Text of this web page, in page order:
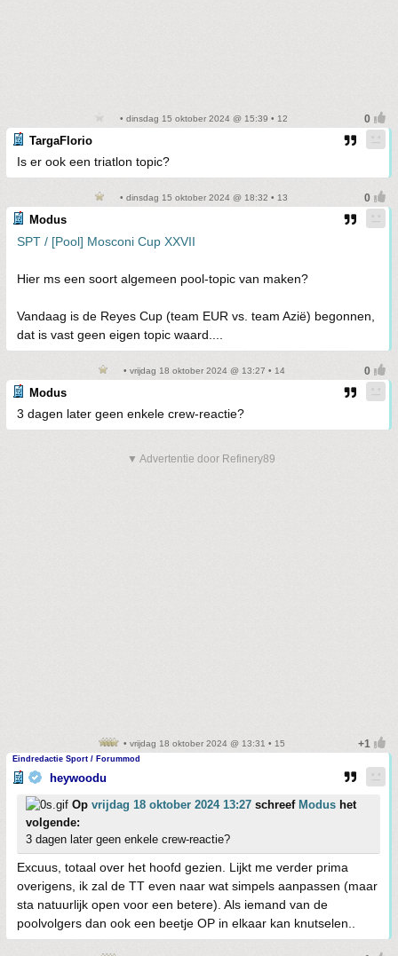
• dinsdag 15 oktober 2024 @ 15:39 • 12
TargaFlorio
Is er ook een triatlon topic?
• dinsdag 15 oktober 2024 @ 18:32 • 13
Modus
SPT / [Pool] Mosconi Cup XXVII
Hier ms een soort algemeen pool-topic van maken?
Vandaag is de Reyes Cup (team EUR vs. team Azië) begonnen,
dat is vast geen eigen topic waard....
• vrijdag 18 oktober 2024 @ 13:27 • 14
Modus
3 dagen later geen enkele crew-reactie?
▼ Advertentie door Refinery89
• vrijdag 18 oktober 2024 @ 13:31 • 15
Eindredactie Sport / Forummod
heywoodu
Op vrijdag 18 oktober 2024 13:27 schreef Modus het
volgende:
3 dagen later geen enkele crew-reactie?
Excuus, totaal over het hoofd gezien. Lijkt me verder prima
overigens, ik zal de TT even naar wat simpels aanpassen (maar
sta natuurlijk open voor een betere). Als iemand van de
poolvolgers dan ook een beetje OP in elkaar kan knutselen..